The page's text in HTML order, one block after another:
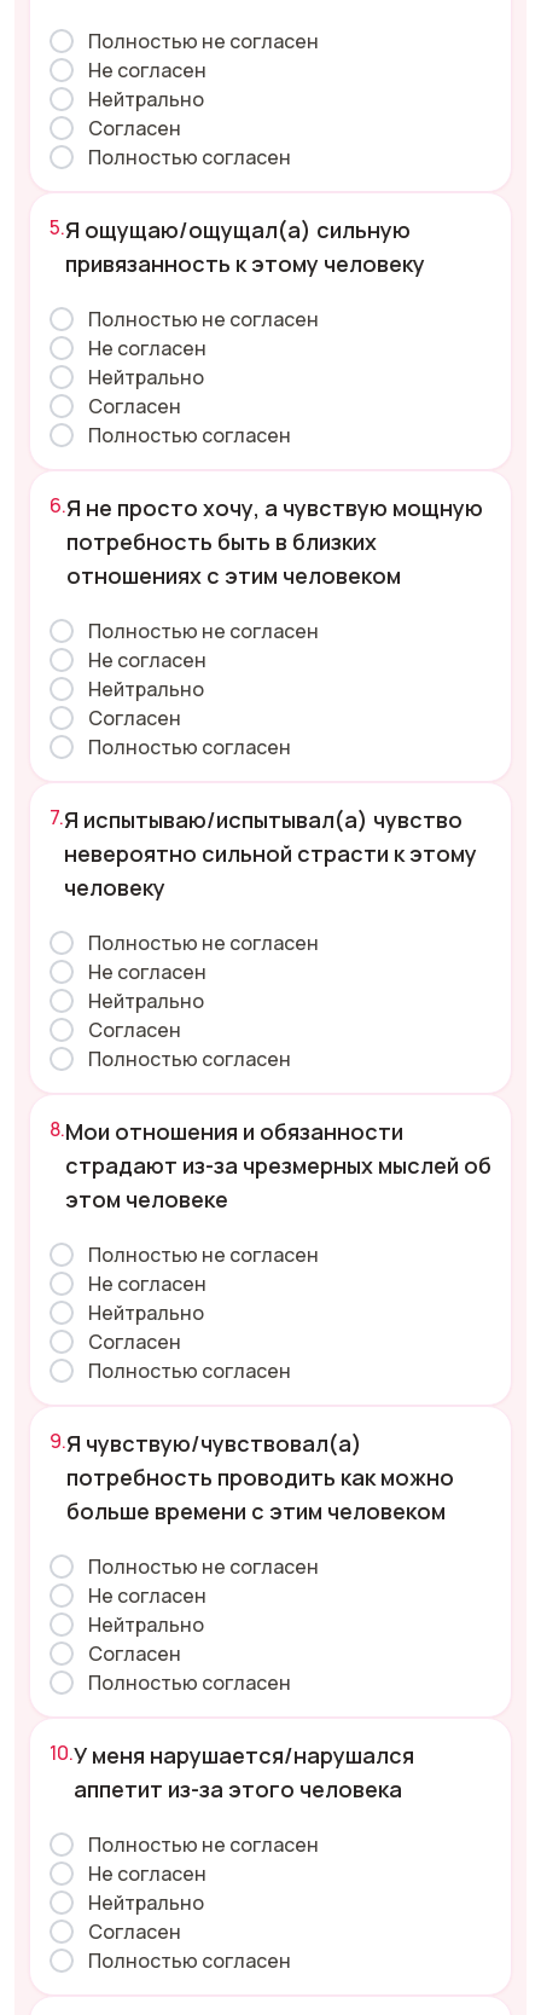
Полностью не согласен
Не согласен
Нейтрально
Согласен
Полностью согласен
Я ощущаю/ощущал(а) сильную
привязанность к этому человеку
Полностью не согласен
Не согласен
Нейтрально
Согласен
Полностью согласен
Я не просто хочу, а чувствую мощную
потребность быть в близких
отношениях с этим человеком
Полностью не согласен
Не согласен
Нейтрально
Согласен
Полностью согласен
Я испытываю/испытывал(а) чувство
невероятно сильной страсти к этому
человеку
Полностью не согласен
Не согласен
Нейтрально
Согласен
Полностью согласен
Мои отношения и обязанности
страдают из-за чрезмерных мыслей об
этом человеке
Полностью не согласен
Не согласен
Нейтрально
Согласен
Полностью согласен
Я чувствую/чувствовал(а)
потребность проводить как можно
больше времени с этим человеком
Полностью не согласен
Не согласен
Нейтрально
Согласен
Полностью согласен
У меня нарушается/нарушался
аппетит из-за этого человека
Полностью не согласен
Не согласен
Нейтрально
Согласен
Полностью согласен